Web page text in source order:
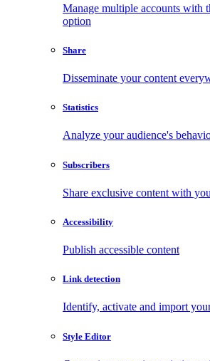
Manage multiple accounts with
option
Share
Disseminate your content
Statistics
Analyze your audience's
Subscribers
Share exclusive content with
Accessibility
Publish accessible content
Link detection
Identify, activate and import
Style Editor